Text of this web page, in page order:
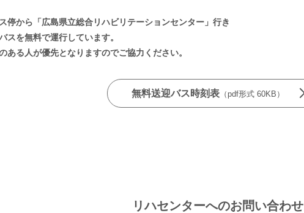
停から「広島県立総合リハビリテーションセンター」行き
スを無料で運行しています。
ある人が優先となりますのでご協力ください。
無料送迎バス時刻表 （pdf形式 60KB）
リハセンターへのお問い合わせ